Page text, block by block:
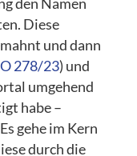
den Namen
Diese
und dann
278/23) und
umgehend
habe –
gehe im Kern
durch die